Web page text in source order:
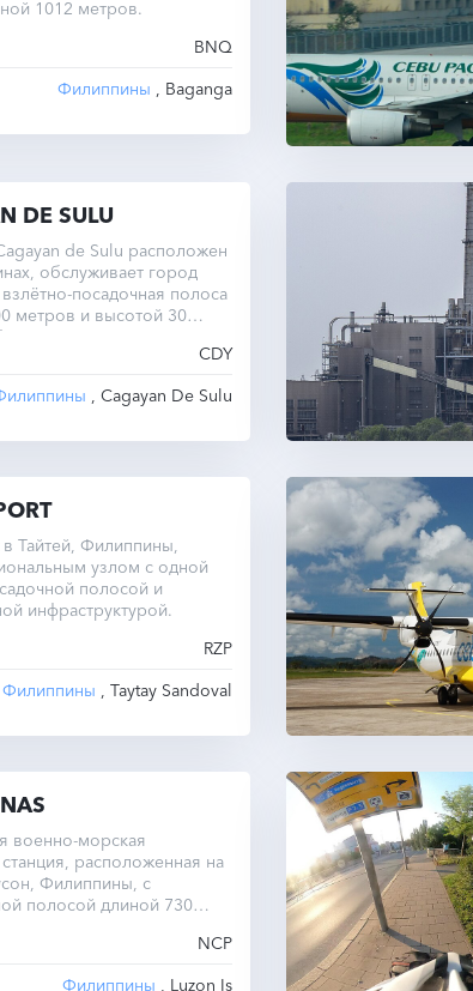
1012 метров.
BNQ
Филиппины , Baganga
DE SULU
de Sulu расположен
обслуживает город
посадочная полоса
метров и высотой 30
в часовом поясе UTC
CDY
, Cagayan De Sulu
Тайтей, Филиппины,
узлом с одной
полосой и
инфраструктурой.
RZP
Филиппины , Taytay Sandoval
военно-морская
расположенная на
Филиппины, с
полосой длиной 730
NCP
Филиппины , Luzon Is